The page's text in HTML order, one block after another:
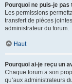
Pourquoi ne puis-je
Les permissions
transfert de pièces
administrateur du forum.
Haut
Pourquoi ai-je reçu un
Chaque forum a son
qu’aux administrateurs